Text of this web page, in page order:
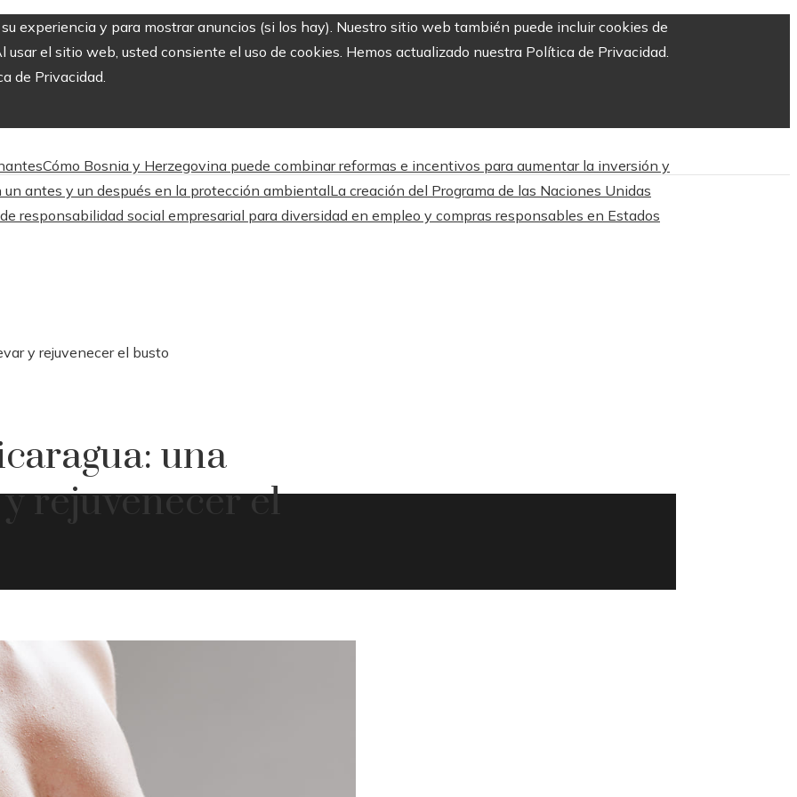
experiencia y para mostrar anuncios (si los hay). Nuestro sitio web también puede incluir cookies de
el sitio web, usted consiente el uso de cookies. Hemos actualizado nuestra Política de Privacidad.
de Privacidad.
Cómo Bosnia y Herzegovina puede combinar reformas e incentivos para aumentar la inversión y
antes y un después en la protección ambientalLa creación del Programa de las Naciones Unidas
responsabilidad social empresarial para diversidad en empleo y compras responsables en Estados
y rejuvenecer el busto
una
rejuvenecer el